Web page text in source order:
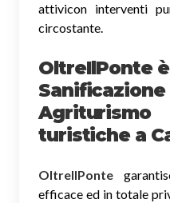
attivicon interventi
circostante.
OltreIlPonte
Sanificazione
turistiche a
OltreIlPonte
efficace ed in totale